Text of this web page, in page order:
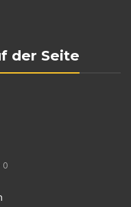
der Seite
0